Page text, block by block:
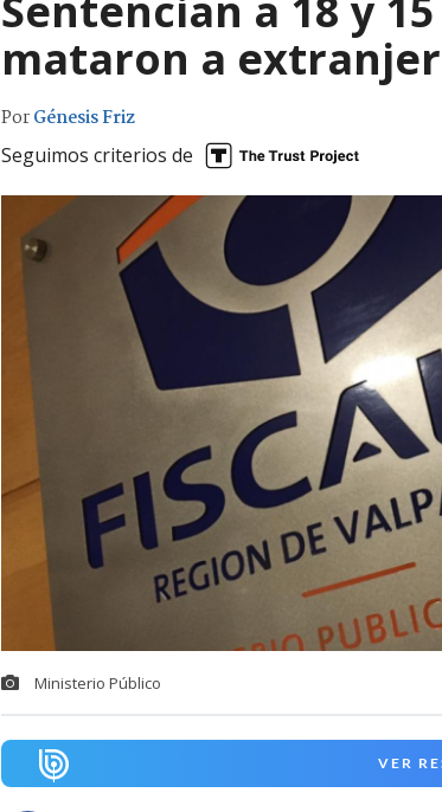
mataron a
PorGénesis Friz
Seguimos criterios de
Ministerio Público
VER